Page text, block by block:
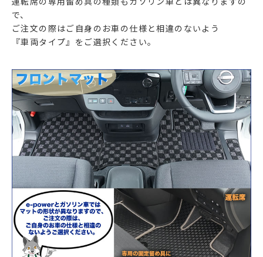
で、
ご注文の際はご自身のお車の仕様と相違のないよう
『車両タイプ』をご選択ください。